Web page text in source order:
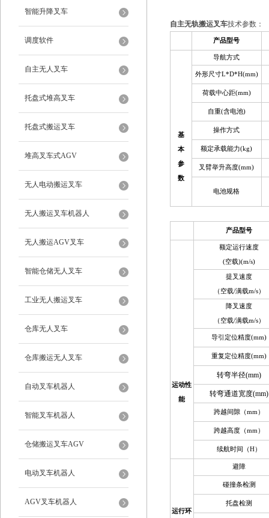
智能升降叉车
调度软件
自主无人叉车
托盘式堆高叉车
托盘式搬运叉车
堆高叉车式AGV
无人电动搬运叉车
无人搬运叉车机器人
无人搬运AGV叉车
智能仓储无人叉车
工业无人搬运叉车
仓库无人叉车
仓库搬运无人叉车
自动叉车机器人
智能叉车机器人
仓储搬运叉车AGV
电动叉车机器人
AGV叉车机器人
自主无轨搬运叉车技术参数：
产品型号
基
本
参
数
导航方式
外形尺寸L*D*H(mm)
荷载中心距(mm)
自重(含电池)
操作方式
额定承载能力(kg)
叉臂举升高度(mm)
电池规格
产品型号
运动性
能
额定运行速度
(空载)(m/s)
提叉速度
（空载/满载m/s）
降叉速度
（空载/满载m/s）
导引定位精度(mm)
重复定位精度(mm)
转弯半径(mm)
转弯通道宽度(mm)
跨越间隙（mm）
跨越高度（mm）
续航时间（H）
运行环
避障
碰撞条检测
托盘检测